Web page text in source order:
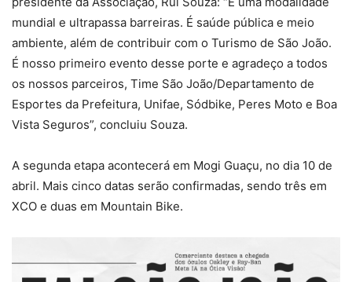
mundial e ultrapassa barreiras. É saúde pública e meio
ambiente, além de contribuir com o Turismo de São João.
É nosso primeiro evento desse porte e agradeço a todos
os nossos parceiros, Time São João/Departamento de
Esportes da Prefeitura, Unifae, Sódbike, Peres Moto e Boa
Vista Seguros”, concluiu Souza.
A segunda etapa acontecerá em Mogi Guaçu, no dia 10 de
abril. Mais cinco datas serão confirmadas, sendo três em
XCO e duas em Mountain Bike.